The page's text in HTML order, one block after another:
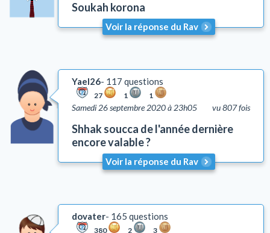
Soukah korona
Voir la réponse du Rav
Yael26 117 questions
27 1 1
vu 807 fois
Samedi 26 septembre 2020 à 23h05
Shhak soucca de l'année dernière
encore valable ?
Voir la réponse du Rav
dovater 165 questions
380 2 3